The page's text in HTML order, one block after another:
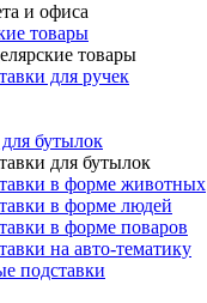
и офиса
товары
товары
для ручек
бутылок
для бутылок
в форме животных
в форме людей
в форме поваров
на авто-тематику
подставки